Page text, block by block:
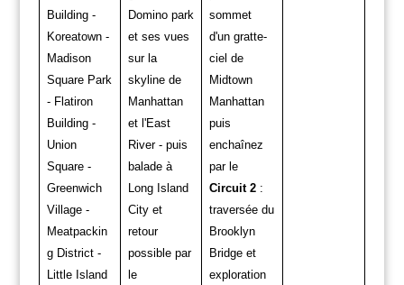
Building -
Koreatown -
Madison
Square Park
- Flatiron
Building -
Union
Square -
Greenwich
Village -
Meatpackin
g District -
Little Island
Domino park
et ses vues
sur la
skyline de
Manhattan
et l'East
River - puis
balade à
Long Island
City et
retour
possible par
le
sommet
d'un gratte-
ciel de
Midtown
Manhattan
puis
enchaînez
par le
Circuit 2:
traversée du
Brooklyn
Bridge et
exploration